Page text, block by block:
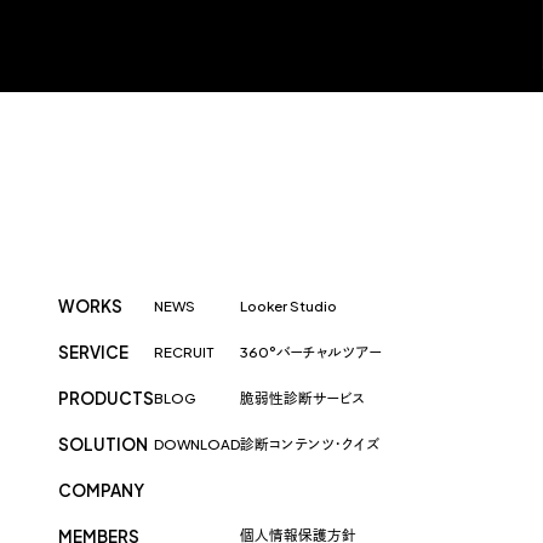
WORKS
SERVICE
PRODUCTS
SOLUTION
COMPANY
MEMBERS
NEWS
RECRUIT
BLOG
DOWNLOAD
Looker Studio
360°バーチャルツアー
脆弱性診断サービス
診断コンテンツ・クイズ
個人情報保護方針